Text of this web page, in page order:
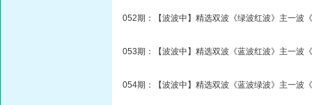
052期：【波波中】精选双波《绿波红波》主一波
053期：【波波中】精选双波《蓝波红波》主一波
054期：【波波中】精选双波《蓝波绿波》主一波